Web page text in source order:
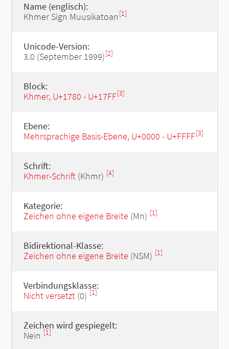
Name (englisch):
Khmer Sign Muusikatoan [1]
Unicode-Version:
3.0 (September 1999)[2]
Block:
Khmer, U+1780 - U+17FF[3]
Ebene:
Mehrsprachige Basis-Ebene, U+0000 - U+FFFF[3]
Schrift:
Khmer-Schrift(Khmr) [4]
Kategorie:
Zeichen ohne eigene Breite (Mn) [1]
Bidirektional-Klasse:
Zeichen ohne eigene Breite (NSM) [1]
Verbindungsklasse:
Nicht versetzt(0) [1]
Zeichen wird gespiegelt:
Nein [1]